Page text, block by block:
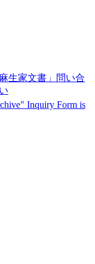
生家文書」問い合
Inquiry Form is